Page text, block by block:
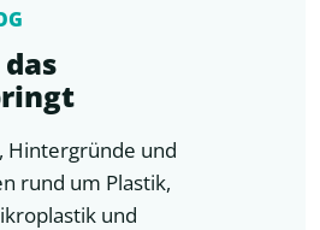
Hintergründe und
rund um Plastik,
und